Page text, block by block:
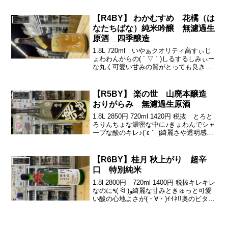
す。半年にわたる造り...
日本酒
【R4BY】 わかむすめ 花橘（は
なたちばな）純米吟醸 無濾過生
原酒 四季醸造
1.8L 720ml いやぁクオリティ高すぃじ
ょわわんからの( ´ ▽ ` )しるするしみぃー
な丸く可愛い甘みの質がとっても良き良
かつハイクオリティ山口...
日本酒
【R5BY】 楽の世 山廃本醸造
おりがらみ 無濾過生原酒
1.8L 2850円 720ml 1420円 税抜 とろと
ろりんちょな濃密な中に♪きょわんでシャ
ープな酸のキレ♪(´ε｀ )綺麗さや透明感も
´∀`...
日本酒
【R6BY】桂月 秋上がり 超辛
口 特別純米
1.8l 2800円 720ml 1400円 税抜キレキレ
なのに٩( ᐛ )و綺麗な甘みときゅっと可愛
い酸の心地よさが(・∀・)ｲｲﾈ!!奥のビター